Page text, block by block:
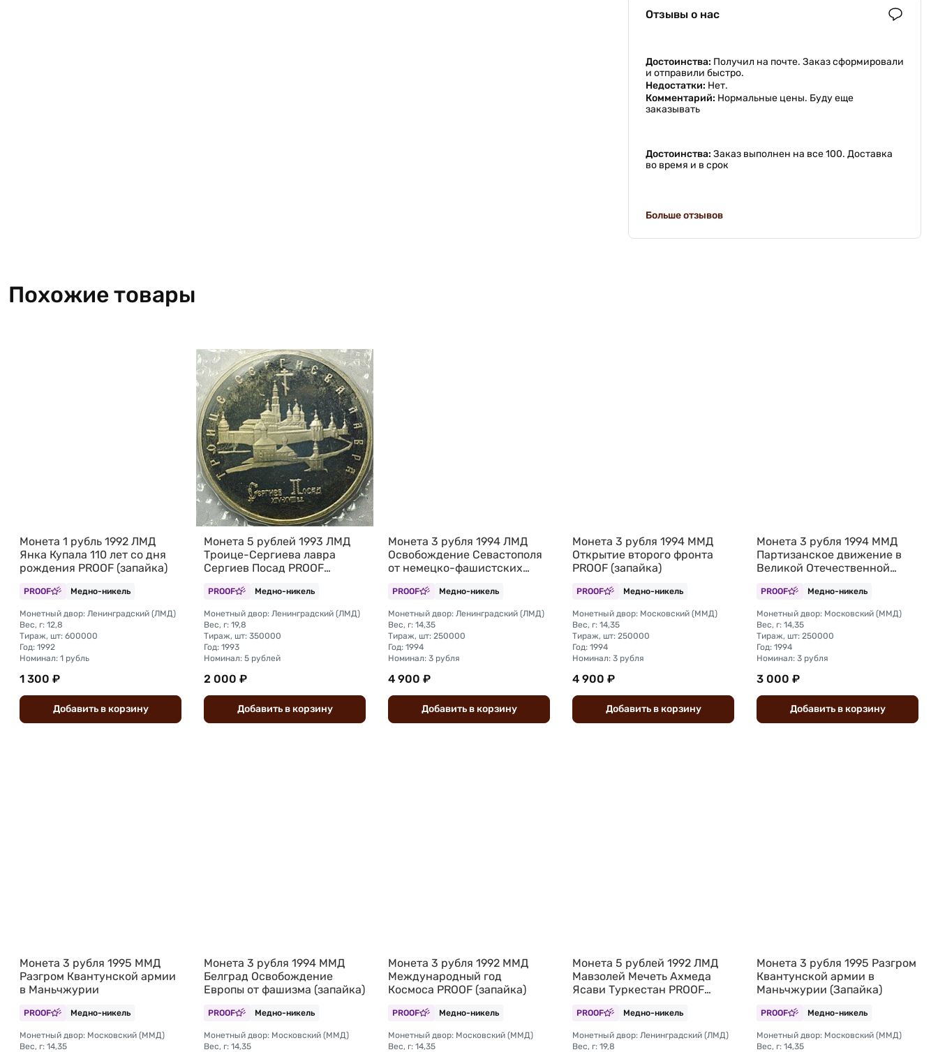
Отзывы о нас
Достоинства: Получил на почте. Заказ сформировали
и отправили быстро.
Недостатки: Нет.
Комментарий: Нормальные цены. Буду еще
заказывать
Достоинства: Заказ выполнен на все 100. Доставка
во время и в срок
Больше отзывов
Похожие товары
Монета 1 рубль 1992 ЛМД
Янка Купала 110 лет со дня
рождения PROOF (запайка)
PROOF Медно-никель
Монетный двор: Ленинградский (ЛМД)
Вес, г: 12,8
Тираж, шт: 600000
Год: 1992
Номинал: 1 рубль
1 300 ₽
Добавить вкорзину
Монета 5 рублей 1993 ЛМД
Троице-Сергиева лавра
Сергиев Посад PROOF
PROOF Медно-никель
Монетный двор: Ленинградский (ЛМД)
Вес, г: 19,8
Тираж, шт: 350000
Год: 1993
Номинал: 5 рублей
2 000 ₽
Добавить вкорзину
Монета 3 рубля 1994 ЛМД
Освобождение Севастополя
от немецко-фашистских
PROOF Медно-никель
Монетный двор: Ленинградский (ЛМД)
Вес, г: 14,35
Тираж, шт: 250000
Год: 1994
Номинал: 3 рубля
4 900 ₽
Добавить вкорзину
Монета 3 рубля 1994 ММД
Открытие второго фронта
PROOF (запайка)
PROOF Медно-никель
Монетный двор: Московский (ММД)
Вес, г: 14,35
Тираж, шт: 250000
Год: 1994
Номинал: 3 рубля
4 900 ₽
Добавить вкорзину
Монета 3 рубля 1994 ММД
Партизанское движение в
Великой Отечественной
PROOF Медно-никель
Монетный двор: Московский (ММД)
Вес, г: 14,35
Тираж, шт: 250000
Год: 1994
Номинал: 3 рубля
3 000 ₽
Добавить вкорзину
Монета 3 рубля 1995 ММД
Разгром Квантунской армии
в Маньчжурии
PROOF Медно-никель
Монетный двор: Московский (ММД)
Вес, г: 14,35
Монета 3 рубля 1994 ММД
Белград Освобождение
Европы от фашизма (запайка)
PROOF Медно-никель
Монетный двор: Московский (ММД)
Вес, г: 14,35
Монета 3 рубля 1992 ММД
Международный год
Космоса PROOF (запайка)
PROOF Медно-никель
Монетный двор: Московский (ММД)
Вес, г: 14,35
Монета 5 рублей 1992 ЛМД
Мавзолей Мечеть Ахмеда
Ясави Туркестан PROOF
PROOF Медно-никель
Монетный двор: Ленинградский (ЛМД)
Вес, г: 19,8
Монета 3 рубля 1995 Разгром
Квантунской армии в
Маньчжурии (Запайка)
PROOF Медно-никель
Монетный двор: Московский (ММД)
Вес, г: 14,35